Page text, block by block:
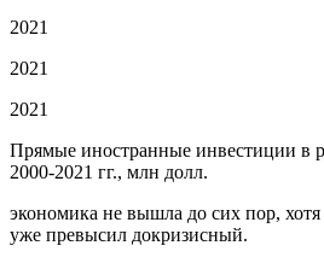
2021
2021
2021
Прямые иностранные инвестиции в
2000-2021 гг., млн долл.
экономика не вышла до сих пор,
уже превысил докризисный.